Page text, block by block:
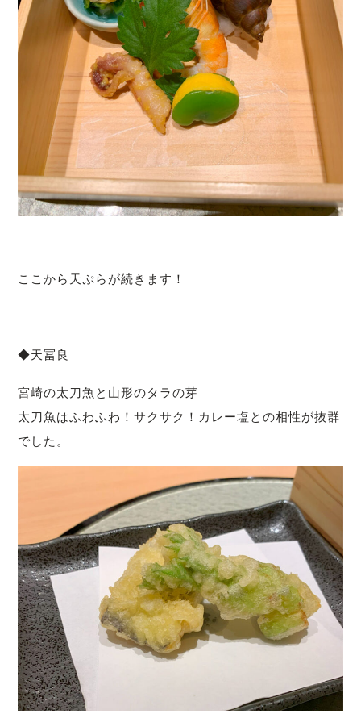
ここから天ぷらが続きます！
◆天冨良
宮崎の太刀魚と山形のタラの芽
太刀魚はふわふわ！サクサク！カレー塩との相性が抜群
でした。